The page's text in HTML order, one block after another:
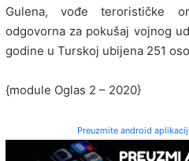
Gulena, vođe terorističke
odgovorna za pokušaj vojnog
godine u Turskoj ubijena 251
{module Oglas 2 – 2020}
Preuzmite android